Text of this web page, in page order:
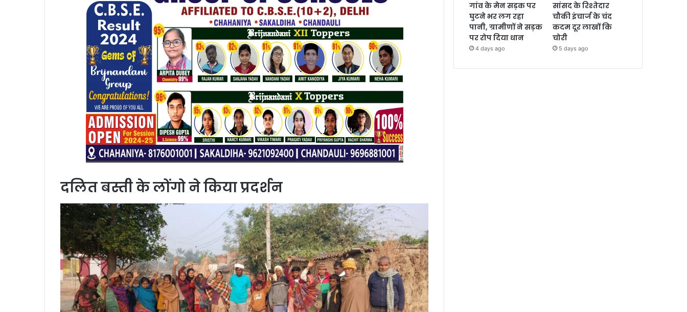
दलित बस्ती के लोंगो ने किया प्रदर्शन
गांव के मेन सड़क पर
घुटने भर लग रहा
पानी, ग्रामीणों ने सड़क
पर रोप दिया धान
4 days ago
सांसद के रिश्तेदार
चौकी इंचार्ज के चंद
कदम दूर लाखों कि
चोरी
5 days ago